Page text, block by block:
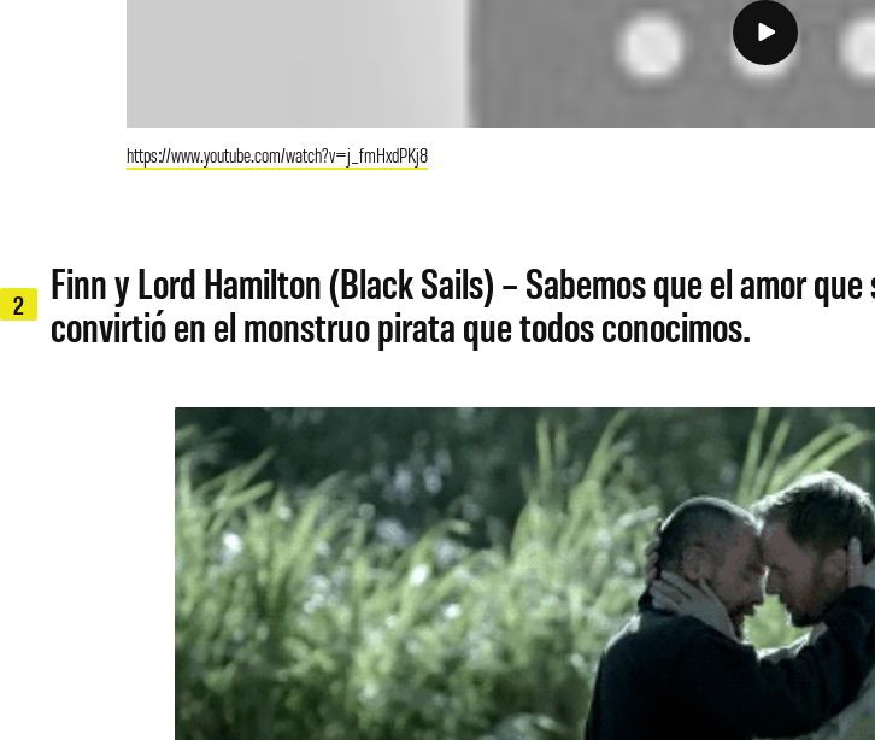
https://www.youtube.com/watch?v=j_fmHxdPKj8
2
Finn y Lord Hamilton (Black Sails) – Sabemos que el amor
convirtió en el monstruo pirata que todos conocimos.